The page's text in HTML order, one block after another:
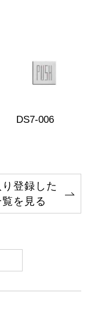
DS7-006
登録した
を見る